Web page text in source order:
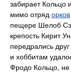
забирает Кольцо
мимо отряд орков
пещере Шелоб
крепость Кирит
передрались
и хоббитам
Фродо Кольцо, не